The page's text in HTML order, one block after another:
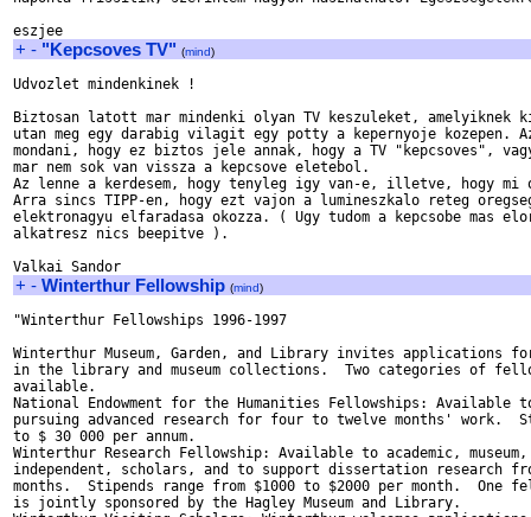
+ - "Kepcsoves TV" (mind)
Udvozlet mindenkinek !
Biztosan latott mar mindenki olyan TV keszuleket, amelyiknek
utan meg egy darabig vilagit egy potty a kepernyoje kozepen.
mondani, hogy ez biztos jele annak, hogy a TV "kepcsoves",
mar nem sok van vissza a kepcsove eletebol.
Az lenne a kerdesem, hogy tenyleg igy van-e, illetve, hogy mi
Arra sincs TIPP-en, hogy ezt vajon a lumineszkalo reteg
elektronagyu elfaradasa okozza. ( Ugy tudom a kepcsobe mas
alkatresz nics beepitve ).
+ - Winterthur Fellowship (mind)
"Winterthur Fellowships 1996-1997
Winterthur Museum, Garden, and Library invites applications
in the library and museum collections.  Two categories of
available.
National Endowment for the Humanities Fellowships: Available
pursuing advanced research for four to twelve months' work.
to $ 30 000 per annum.
Winterthur Research Fellowship: Available to academic,
independent, scholars, and to support dissertation research
months.  Stipends range from $1000 to $2000 per month.  One
is jointly sponsored by the Hagley Museum and Library.